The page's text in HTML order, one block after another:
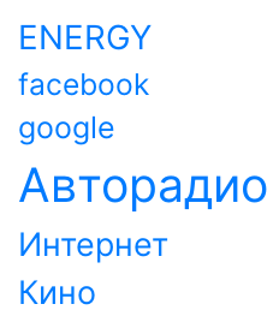
ENERGY
facebook
google
Авторадио
Интернет
Кино